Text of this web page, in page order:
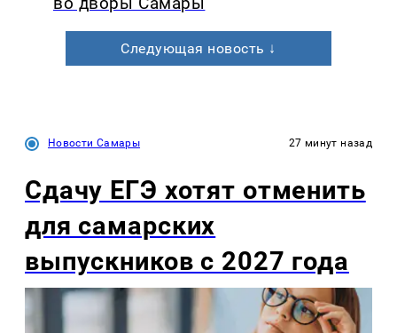
Следующая новость ↓
Новости Самары 27 минут назад
Сдачу ЕГЭ хотят отменить
для самарских
выпускников с 2027 года